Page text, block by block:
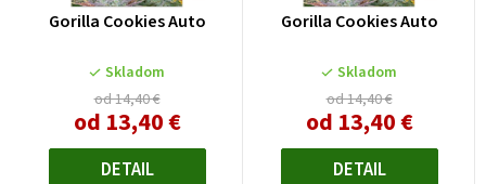
Gorilla Cookies Auto
Skladom
od 14,40 €
od 13,40 €Jednotková
DETAIL
Gorilla Cookies Auto
Skladom
od 14,40 €
od 13,40 €Jednotková
DETAIL